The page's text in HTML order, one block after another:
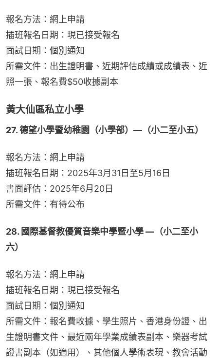
報名方法：網上申請
插班報名日期：現已接受報名
面試日期：個別通知
所需文件：出生證明書、近期評估成績或成績表、近
照一張、報名費$50收據副本
黃大仙區私立小學
27. 德望小學暨幼稚園（小學部）—（小二至小五）
報名方法：網上申請
插班報名日期：2025年3月31日至5月16日
書面評估：2025年6月20日
所需文件：有待公布
28. 國際基督教優質音樂中學暨小學 —（小二至小
六）
報名方法：網上申請
插班報名日期：現已接受報名
面試日期：個別通知
所需文件：報名費收據、學生照片、香港身份證、出
生證明書文件、最近兩年學業成績表副本、樂器考試
證書副本（如適用）、其他個人學術表現、教會活動